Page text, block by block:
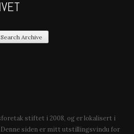
stiftet i 2008, og er lokalisert i
siden er mitt utstillingsvindu for